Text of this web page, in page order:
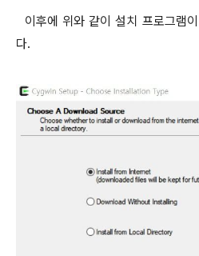
이후에 위와 같이 설치 프로그램
다.